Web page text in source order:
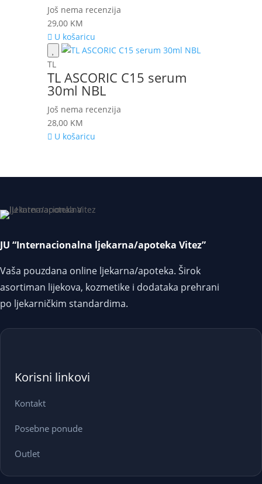
Još nema recenzija
29,00 KM
U košaricu
TL
TL ASCORIC C15 serum
30ml NBL
Još nema recenzija
28,00 KM
U košaricu
JU “Internacionalna ljekarna/apoteka Vitez”
Vaša pouzdana online ljekarna/apoteka. Širok
asortiman lijekova, kozmetike i dodataka prehrani
po ljekarničkim standardima.
Korisni linkovi
Kontakt
Posebne ponude
Outlet